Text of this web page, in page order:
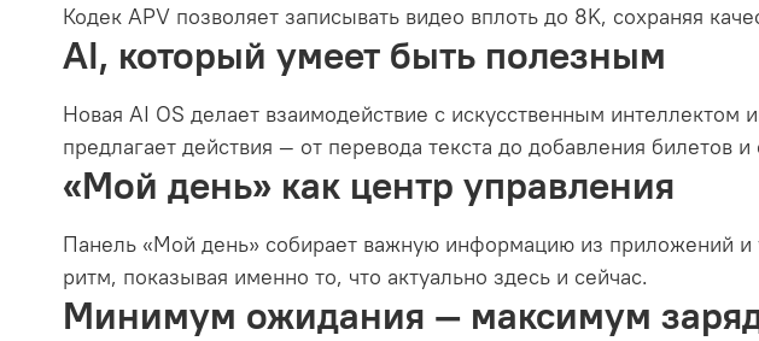
Кодек APV позволяет записывать видео вплоть до 8K, сохраняя
AI, который умеет быть полезным
Новая AI OS делает взаимодействие с искусственным
предлагает действия — от перевода текста до добавления билетов
«Мой день» как центр управления
Панель «Мой день» собирает важную информацию из приложений
ритм, показывая именно то, что актуально здесь и сейчас.
Минимум ожидания — максимум